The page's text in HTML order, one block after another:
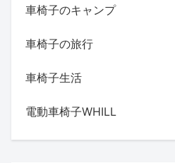
車椅子のキャンプ
車椅子の旅行
車椅子生活
電動車椅子WHILL